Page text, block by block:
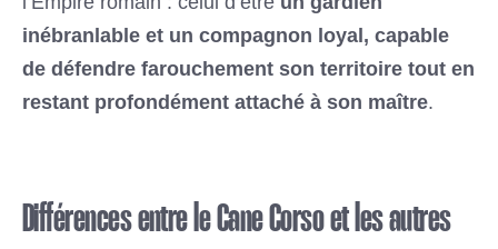
inébranlable et un compagnon loyal, capable
de défendre farouchement son territoire tout en
restant profondément attaché à son maître.
Différences entre le Cane Corso et les autres